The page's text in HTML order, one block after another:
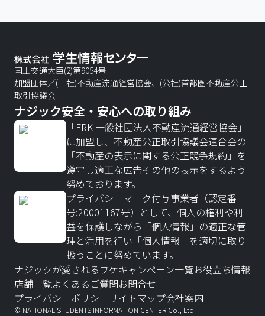
国土交通大臣(2)第9054号
加盟団体／(一社)不動産流通経営協会、(公社)首都圏不動産公正
取引協議会
ナジック安全・安心への取り組み
「FRK 一般社団法人不動産流通経営協会」
に加盟し、不動産公正取引協議会連合会の
「不動産の表示に関する公正競争規約」を
遵守し適正な広告その他の表示をするよう
努めております。
プライバシーマーク付与事業者（認定番
号:20001167号）として、個人の権利や利
益を保護しながら「個人情報」の適正な管
理と活用を行い「個人情報」を適切に取り
扱うことに努めています。
ナジックが愛されるワケキャンペーン一覧お役立ち情報
店舗一覧よくあるご質問お問合せ
プライバシーポリシーサイトマップ会社案内
© NATIONAL STUDENTS INFORMATION CENTER Co., Ltd.